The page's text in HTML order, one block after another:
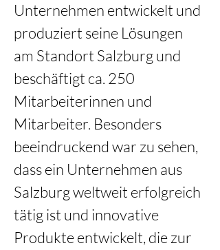
Unternehmen entwickelt und
produziert seine Lösungen
am Standort Salzburg und
beschäftigt ca. 250
Mitarbeiterinnen und
Mitarbeiter. Besonders
beeindruckend war zu sehen,
dass ein Unternehmen aus
Salzburg weltweit erfolgreich
tätig ist und innovative
Produkte entwickelt, die zur